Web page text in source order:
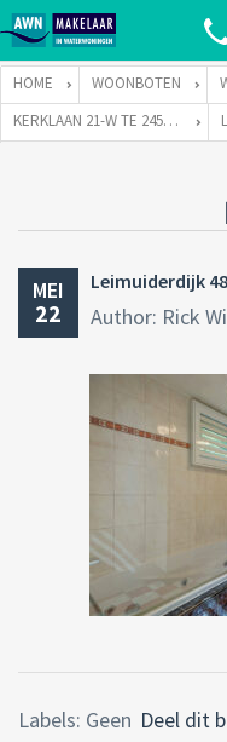
HOME WOONBOTEN
KERKLAAN 21-W TE 2451 VX LEIMUIDEN
MEI
22
Leimuiderdijk
Author: Rick
Deel dit
Labels: Geen